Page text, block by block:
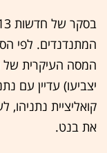
המתנדנדים. לפי
המסה העיקרית של
את בנט.